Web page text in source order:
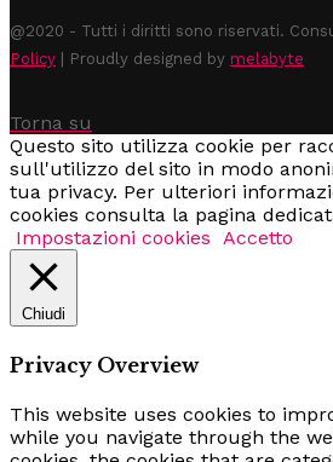
@2020 - Tutti i diritti sono riservati.
Policy | Proudly designed by melabyte
Torna su
Questo sito utilizza cookie per
sull'utilizzo del sito in modo
tua privacy. Per ulteriori
cookies consulta la pagina
Impostazioni cookies Accetto
Chiudi
Privacy Overview
This website uses cookies to
while you navigate through the